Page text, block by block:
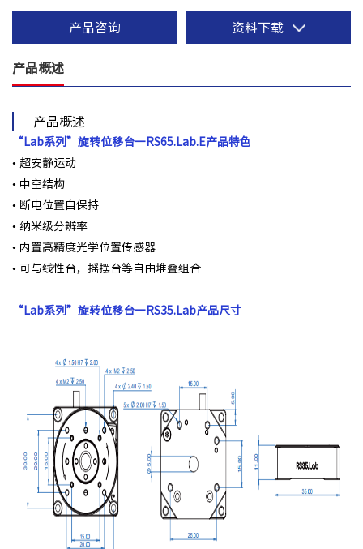
产品咨询 资料下载
产品概述
产品概述
“Lab系列”旋转位移台一 RS65.Lab.E产品特色
• 超安静运动
• 中空结构
• 断电位置⾃保持
• 纳⽶级分辨率
• 内置⾼精度光学位置传感器
• 可与线性台，摇摆台等⾃由堆叠组合
“Lab系列”旋转位移台一RS35.Lab产品尺寸